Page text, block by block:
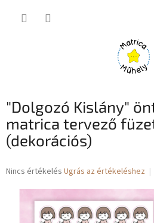
"Dolgozó Kislány"
matrica tervező
(dekorációs)
A
értékelése
Nincs értékelés Ugrás az értékeléshez